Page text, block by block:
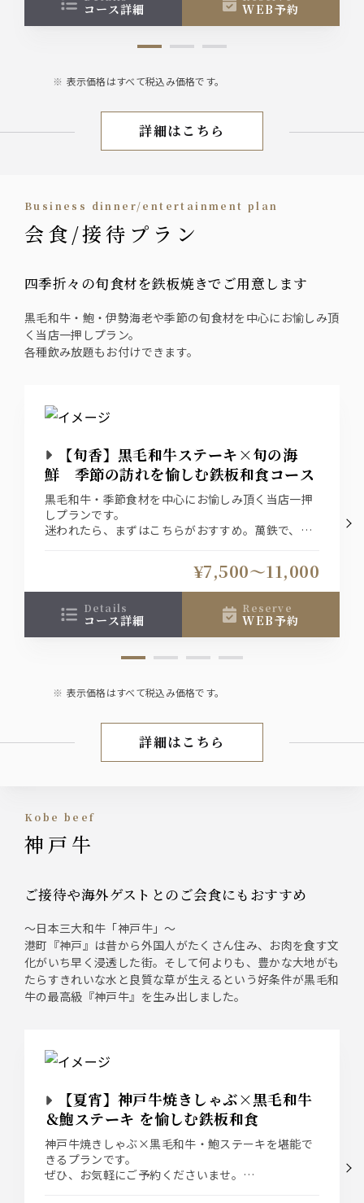
コース詳細 WEB予約
表示価格はすべて税込み価格です。
【お盆期間限定プラン】
詳細はこちら
Business dinner/entertainment plan
会食/接待プラン
四季折々の旬食材を鉄板焼きでご用意します
黒毛和牛・鮑・伊勢海老や季節の旬食材を中心にお愉しみ頂
く当店一押しプラン。
各種飲み放題もお付けできます。
【旬香】黒毛和牛ステーキ×旬の海
鮮 季節の訪れを愉しむ鉄板和食コース
黒毛和牛・季節食材を中心にお愉しみ頂く当店一押
しプランです。
迷われたら、まずはこちらがおすすめ。萬鉄で、食
み放題＞ご用意しております。¥7,500〜11,000
details
コース詳細
reserve
WEB予約
表示価格はすべて税込み価格です。
会食/接待プラン
詳細はこちら
Kobe beef
神戸牛
ご接待や海外ゲストとのご会食にもおすすめ
～日本三大和牛「神戸牛」～
港町『神戸』は昔から外国人がたくさん住み、お肉を食す文
化がいち早く浸透した街。そして何よりも、豊かな大地がも
たらすきれいな水と良質な草が生えるという好条件が黒毛和
牛の最高級『神戸牛』を生み出しました。
【夏宵】神戸牛焼きしゃぶ×黒毛和牛
＆鮑ステーキ を愉しむ鉄板和食
神戸牛焼きしゃぶ×黒毛和牛・鮑ステーキを堪能で
きるプランです。
ぜひ、お気軽にご予約くださいませ。